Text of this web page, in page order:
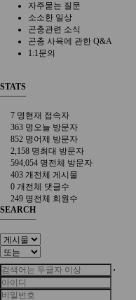
자주묻는 질문
소소한 일상
곤충관련 소식
곤충 사육에 관한 Q&A
1:1문의
STATS
7 명현재 접속자
363 명오늘 방문자
852 명어제 방문자
2,158 명최대 방문자
594,054 명전체 방문자
403 개 전체 게시물
0 개 전체 댓글수
249 명전체 회원수
SEARCH